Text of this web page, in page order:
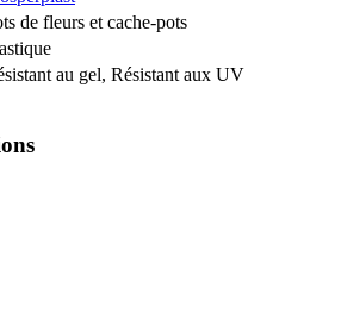
de fleurs et cache-pots
au gel, Résistant aux UV